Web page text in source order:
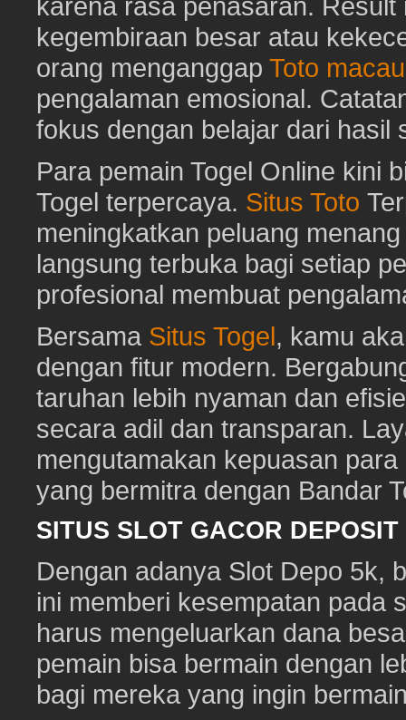
karena rasa penasaran.
kegembiraan besar atau
orang menganggap Toto macau
pengalaman emosional.
fokus dengan belajar dari hasil
Para pemain Togel Online kini
Togel terpercaya. Situs Toto
meningkatkan peluang
langsung terbuka bagi setiap
profesional membuat
Bersama Situs Togel, kamu
dengan fitur modern.
taruhan lebih nyaman dan
secara adil dan transparan.
mengutamakan kepuasan
yang bermitra dengan Bandar
SITUS SLOT GACOR
Dengan adanya Slot Depo 5k,
ini memberi kesempatan pada
harus mengeluarkan dana
pemain bisa bermain dengan
bagi mereka yang ingin